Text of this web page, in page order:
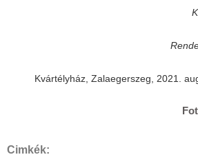
Kvártélyház, Zalaegerszeg, 2021.
Cimkék: